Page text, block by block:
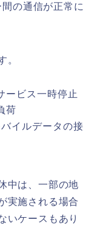
の通信が正常に
。
ービス一時停止
荷
イルデータの接
中は、一部の地
実施される場合
いケースもあり